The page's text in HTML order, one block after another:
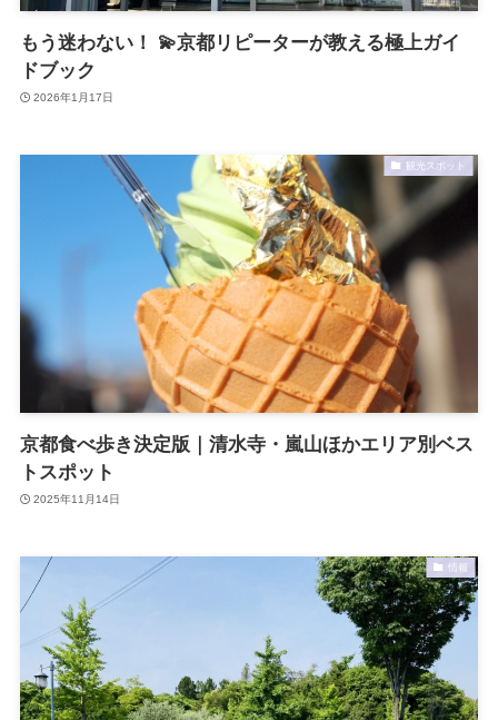
もう迷わない！ 💫京都リピーターが教える極上ガイ
ドブック
2026年1月17日
観光スポット
京都食べ歩き決定版｜清水寺・嵐山ほかエリア別ベス
トスポット
2025年11月14日
情報